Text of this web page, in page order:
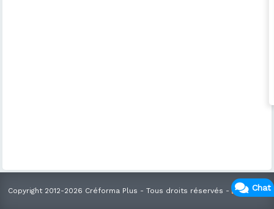
Chat
Copyright 2012-2026 Créforma Plus - Tous droits réservés -